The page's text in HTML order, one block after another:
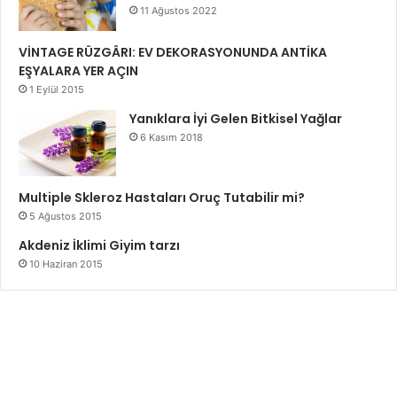
11 Ağustos 2022
VİNTAGE RÜZGÂRI: EV DEKORASYONUNDA ANTİKA
EŞYALARA YER AÇIN
1 Eylül 2015
Yanıklara İyi Gelen Bitkisel Yağlar
6 Kasım 2018
Multiple Skleroz Hastaları Oruç Tutabilir mi?
5 Ağustos 2015
Akdeniz İklimi Giyim tarzı
10 Haziran 2015